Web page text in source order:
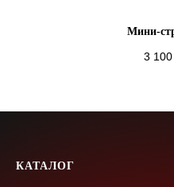
Мини-
3 100
КАТАЛОГ